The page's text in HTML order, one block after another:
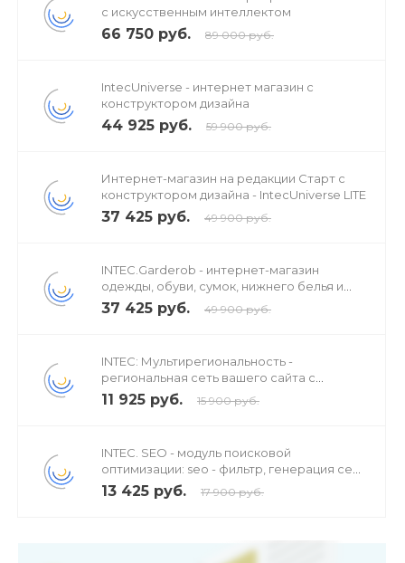
с искусственным интеллектом
66 750 руб. 89 000 руб.
IntecUniverse - интернет магазин с
конструктором дизайна
44 925 руб. 59 900 руб.
Интернет-магазин на редакции Старт с
конструктором дизайна - IntecUniverse LITE
37 425 руб. 49 900 руб.
INTEC.Garderob - интернет-магазин
одежды, обуви, сумок, нижнего белья и
аксессуаров
37 425 руб. 49 900 руб.
INTEC: Мультирегиональность -
региональная сеть вашего сайта с
продвижением в поисковиках
11 925 руб. 15 900 руб.
INTEC. SEO - модуль поисковой
оптимизации: seo - фильтр, генерация сео
- текстов, H1, мета-тегов
13 425 руб. 17 900 руб.